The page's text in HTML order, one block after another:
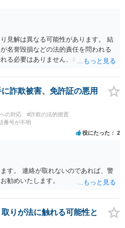
見解は異なる可能性があります。 結
名誉毀損などの法的責任を問われる
る必要はありません。相手の行為こ
性が高いと考えられます。 今後の具
相手の要求は無視する（1対1のやり
名誉毀損は成立しません） ・マイナ
し、カードの一時停止と再発行手続
は「個人情報を悪用されたトラブル
く すでに警察へ相談済みとのことで
詐欺被害、免許証の悪用
の対応
#詐欺の法的措置
番号が不明
役にたった 2
す。 連絡が取れないのであれば、警
勧めいたします。
りが法に触れる可能性と